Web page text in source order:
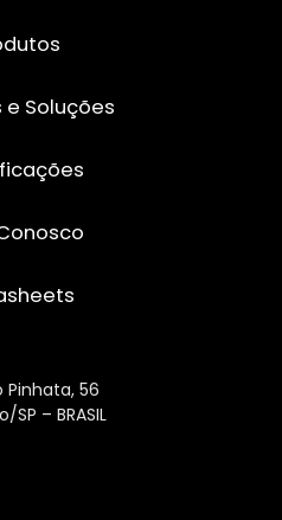
e Soluções
56
– BRASIL